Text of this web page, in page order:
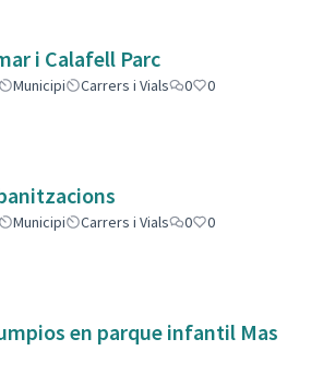
i Calafell Parc
Municipi Carrers i Vials 0
0
Municipi Carrers i Vials 0
0
en parque infantil Mas